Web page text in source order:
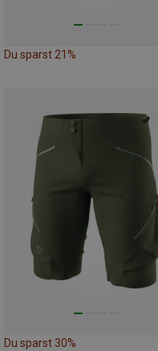
Du sparst 21%
Du sparst 30%